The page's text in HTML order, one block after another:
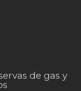
de gas y